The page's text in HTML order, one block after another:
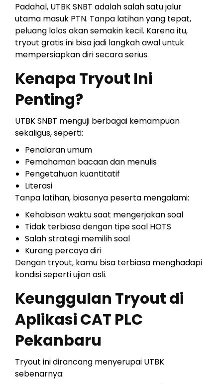
Padahal, UTBK SNBT adalah salah satu jalur
utama masuk PTN. Tanpa latihan yang tepat,
peluang lolos akan semakin kecil. Karena itu,
tryout gratis ini bisa jadi langkah awal untuk
mempersiapkan diri secara serius.
Kenapa Tryout Ini
Penting?
UTBK SNBT menguji berbagai kemampuan
sekaligus, seperti:
Penalaran umum
Pemahaman bacaan dan menulis
Pengetahuan kuantitatif
Literasi
Tanpa latihan, biasanya peserta mengalami:
Kehabisan waktu saat mengerjakan soal
Tidak terbiasa dengan tipe soal HOTS
Salah strategi memilih soal
Kurang percaya diri
Dengan tryout, kamu bisa terbiasa menghadapi
kondisi seperti ujian asli.
Keunggulan Tryout di
Aplikasi CAT PLC
Pekanbaru
Tryout ini dirancang menyerupai UTBK
sebenarnya: